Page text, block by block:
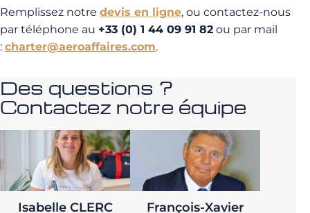
Remplissez notre devis en ligne, ou contactez-nous
par téléphone au +33 (0) 1 44 09 91 82 ou par mail
: charter@aeroaffaires.com.
Des questions ?
Contactez notre équipe
Isabelle CLERC
François-Xavier